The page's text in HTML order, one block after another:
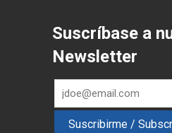
Suscríbase a
Newsletter